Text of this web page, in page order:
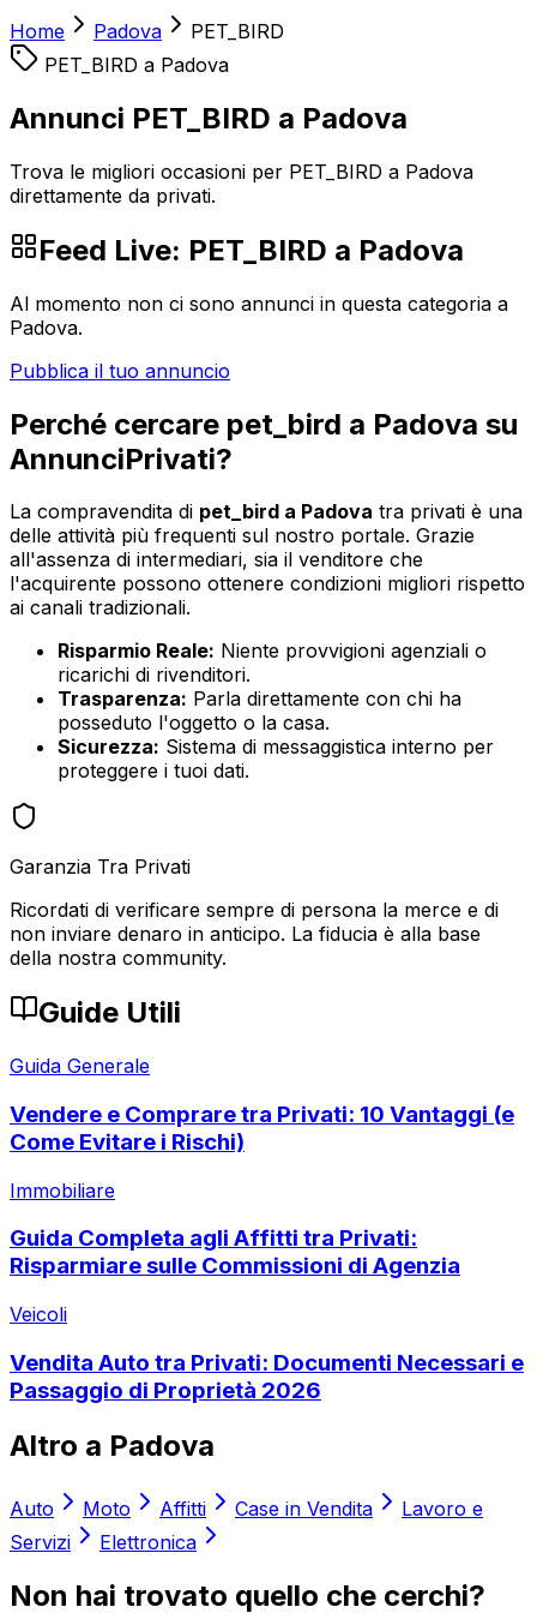
Home Padova
PET_BIRD
PET_BIRD a Padova
Annunci PET_BIRD a Padova
Trova le migliori occasioni per PET_BIRD a Padova
direttamente da privati.
Feed Live: PET_BIRD a Padova
Al momento non ci sono annunci in questa categoria a
Padova.
Pubblica il tuo annuncio
Perché cercare pet_bird a Padova su
AnnunciPrivati?
La compravendita di pet_bird a Padova tra privati è una
delle attività più frequenti sul nostro portale. Grazie
all'assenza di intermediari, sia il venditore che
l'acquirente possono ottenere condizioni migliori rispetto
ai canali tradizionali.
Risparmio Reale: Niente provvigioni agenziali o
ricarichi di rivenditori.
Trasparenza: Parla direttamente con chi ha
posseduto l'oggetto o la casa.
Sicurezza: Sistema di messaggistica interno per
proteggere i tuoi dati.
Garanzia Tra Privati
Ricordati di verificare sempre di persona la merce e di
non inviare denaro in anticipo. La fiducia è alla base
della nostra community.
Guide Utili
Guida Generale
Vendere e Comprare tra Privati: 10 Vantaggi (e
Come Evitare i Rischi)
Immobiliare
Guida Completa agli Affitti tra Privati:
Risparmiare sulle Commissioni di Agenzia
Veicoli
Vendita Auto tra Privati: Documenti Necessari e
Passaggio di Proprietà 2026
Altro a Padova
Auto Moto Affitti Case in Vendita
Lavoro e
Servizi
Elettronica
Non hai trovato quello che cerchi?